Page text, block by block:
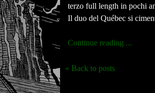
terzo full length in pochi
Il duo del Québec si
Continue reading ...
« Back to posts